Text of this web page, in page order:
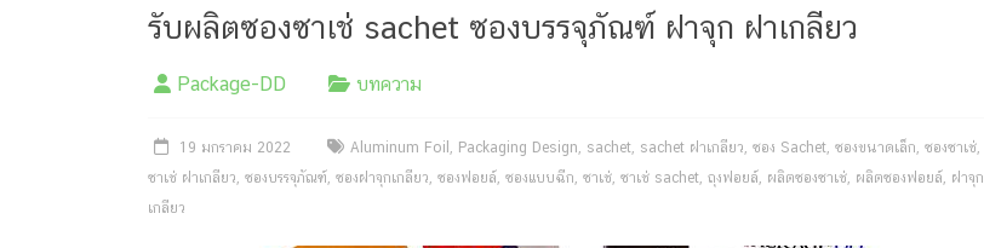
บรรจุ
ภัณฑ์
ฉลาก
ครบ
วงจร
รับผลิตซองซาเช่ sachet ซองบรรจุภัณฑ์ ฝาจุก ฝาเกลียว
Package-DD บทความ
19 มกราคม 2022 Aluminum Foil , Packaging Design, sachet, sachet ฝาเกลียว, ซอง Sachet, ซองขนาดเล็ก, ซองซาเช่,
ซาเช่ ฝาเกลียว, ซองบรรจุภัณฑ์, ซองฝาจุกเกลียว, ซองฟอยล์, ซองแบบฉีก, ซาเช่, ซาเช่ sachet, ถุงฟอยล์, ผลิตซองซาเช่, ผลิตซองฟอยล์, ฝาจุก
เกลียว